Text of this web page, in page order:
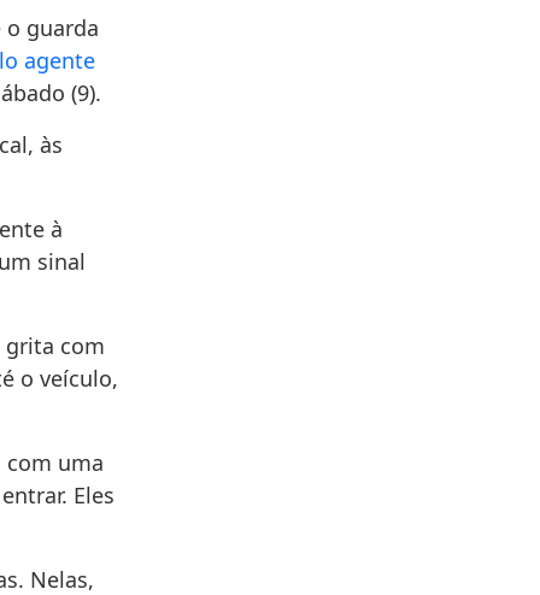
guarda
agente
(9).
às
à
sinal
grita com
o veículo,
com uma
Eles
Nelas,